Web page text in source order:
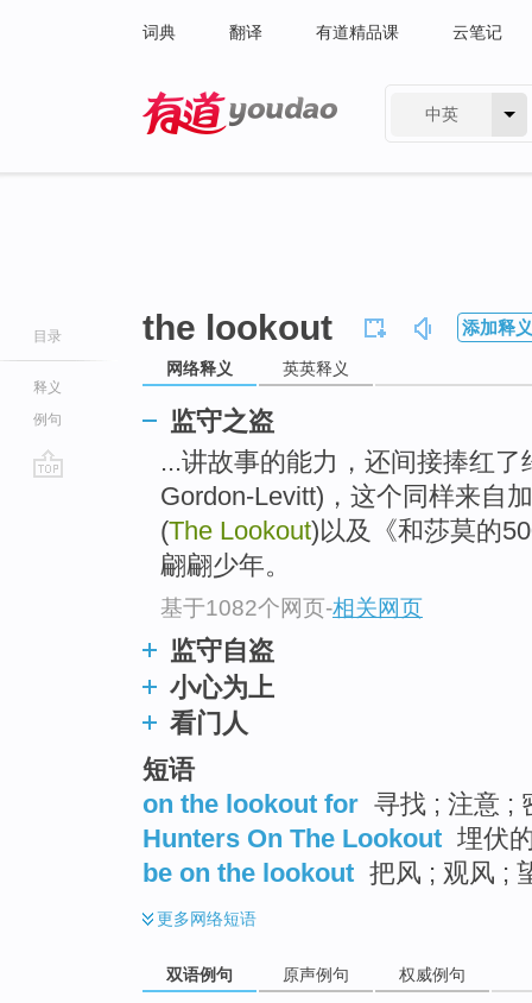
词典 翻译 有道精品课 云笔记
中英
目录
释义
例句
the lookout 添加释义
网络释义 英英释义
监守之盗
...讲故事的能力，还间接捧红了
Gordon-Levitt)，这个同样来自
(The Lookout)以及《和莎莫的
翩翩少年。
基于1082个网页-相关网页
监守自盗
小心为上
看门人
短语
on the lookout for 寻找 ; 注意 ;
Hunters On The Lookout 埋伏
be on the lookout 把风 ; 观风 ;
更多网络短语
双语例句 原声例句 权威例句